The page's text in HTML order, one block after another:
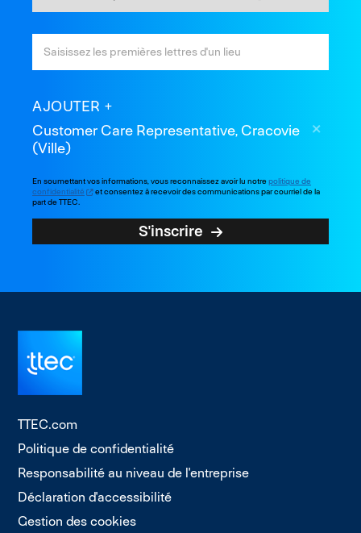
AJOUTER
Customer Care Representative, Cracovie
(Ville)
En soumettant vos informations, vous reconnaissez avoir lu notrepolitique de
confidentialité
et consentez à recevoir des communications par courriel de la
part de TTEC.
S'inscrire
TTEC.com
Politique de confidentialité
Responsabilité au niveau de l'entreprise
Déclaration d'accessibilité
Gestion des cookies